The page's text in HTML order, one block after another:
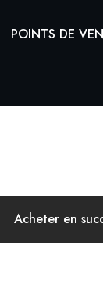
POINTS DE
Acheter en